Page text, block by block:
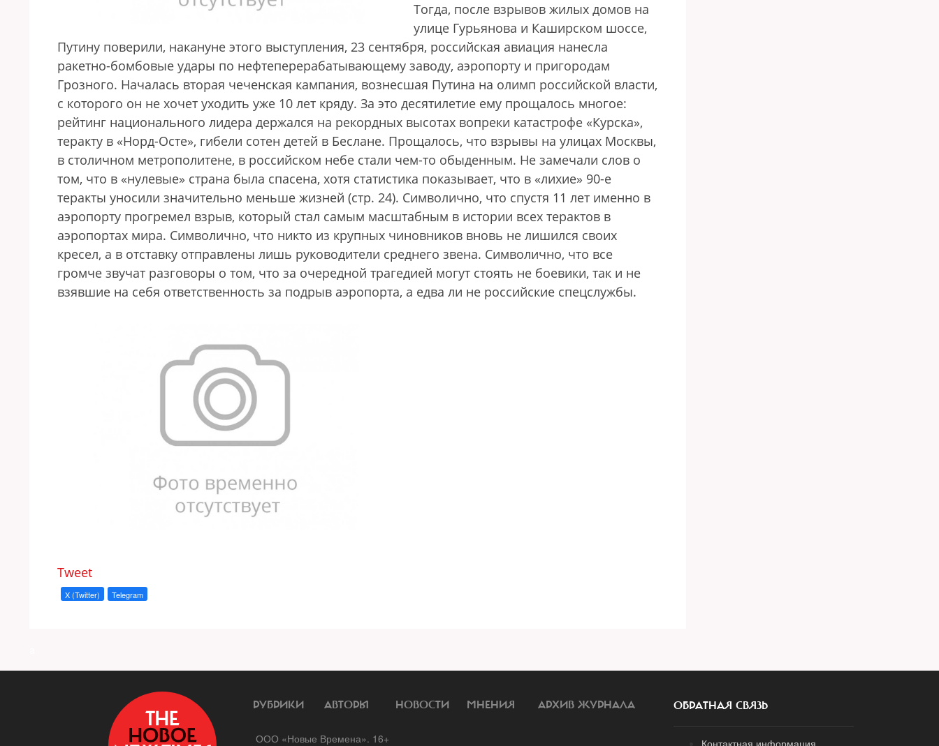
Тогда, после взрывов жилых домов на
улице Гурьянова и Каширском шоссе,
Путину поверили, накануне этого выступления, 23 сентября, российская авиация нанесла
ракетно-бомбовые удары по нефтеперерабатывающему заводу, аэропорту и пригородам
Грозного. Началась вторая чеченская кампания, вознесшая Путина на олимп российской власти,
с которого он не хочет уходить уже 10 лет кряду. За это десятилетие ему прощалось многое:
рейтинг национального лидера держался на рекордных высотах вопреки катастрофе «Курска»,
теракту в «Норд-Осте», гибели сотен детей в Беслане. Прощалось, что взрывы на улицах Москвы,
в столичном метрополитене, в российском небе стали чем-то обыденным. Не замечали слов о
том, что в «нулевые» страна была спасена, хотя статистика показывает, что в «лихие» 90-е
теракты уносили значительно меньше жизней (стр. 24). Символично, что спустя 11 лет именно в
аэропорту прогремел взрыв, который стал самым масштабным в истории всех терактов в
аэропортах мира. Символично, что никто из крупных чиновников вновь не лишился своих
кресел, а в отставку отправлены лишь руководители среднего звена. Символично, что все
громче звучат разговоры о том, что за очередной трагедией могут стоять не боевики, так и не
взявшие на себя ответственность за подрыв аэропорта, а едва ли не российские спецслужбы.
Tweet
X (Twitter) Telegram
РУБРИКИ АВТОРЫ НОВОСТИ МНЕНИЯ АРХИВ ЖУРНАЛА
ООО «Новые Времена». 16+
ОБРАТНАЯ СВЯЗЬ